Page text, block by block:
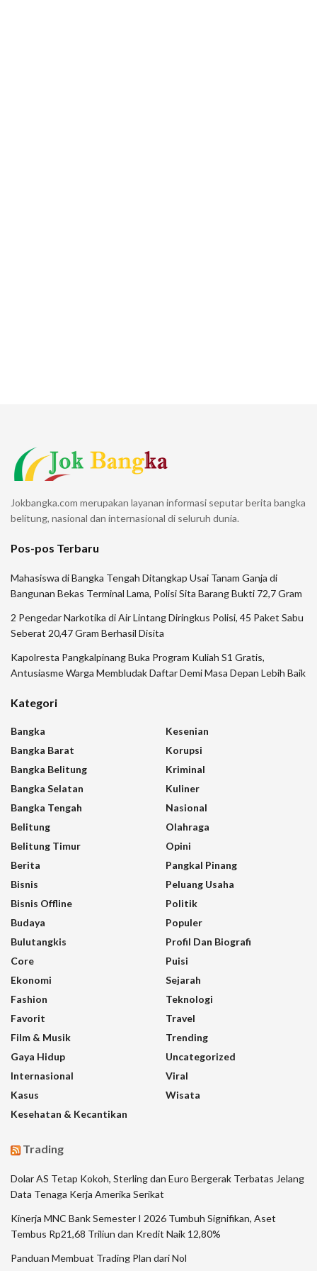
Jokbangka.com merupakan layanan informasi seputar berita bangka
belitung, nasional dan internasional di seluruh dunia.
Pos-pos Terbaru
Mahasiswa di Bangka Tengah Ditangkap Usai Tanam Ganja di
Bangunan Bekas Terminal Lama, Polisi Sita Barang Bukti 72,7 Gram
2 Pengedar Narkotika di Air Lintang Diringkus Polisi, 45 Paket Sabu
Seberat 20,47 Gram Berhasil Disita
Kapolresta Pangkalpinang Buka Program Kuliah S1 Gratis,
Antusiasme Warga Membludak Daftar Demi Masa Depan Lebih Baik
Kategori
Bangka
Bangka Barat
Bangka Belitung
Bangka Selatan
Bangka Tengah
Belitung
Belitung Timur
Berita
Bisnis
Bisnis Offline
Budaya
Bulutangkis
Core
Ekonomi
Fashion
Favorit
Film & Musik
Gaya Hidup
Internasional
Kasus
Kesehatan & Kecantikan
Kesenian
Korupsi
Kriminal
Kuliner
Nasional
Olahraga
Opini
Pangkal Pinang
Peluang Usaha
Politik
Populer
Profil Dan Biografi
Puisi
Sejarah
Teknologi
Travel
Trending
Uncategorized
Viral
Wisata
Trading
Dolar AS Tetap Kokoh, Sterling dan Euro Bergerak Terbatas Jelang
Data Tenaga Kerja Amerika Serikat
Kinerja MNC Bank Semester I 2026 Tumbuh Signifikan, Aset
Tembus Rp21,68 Triliun dan Kredit Naik 12,80%
Panduan Membuat Trading Plan dari Nol